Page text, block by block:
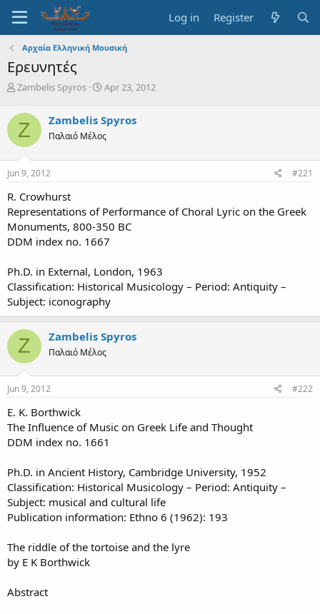
Log in Register
Αρχαία Ελληνική Μουσική
Ερευνητές
T
r
e
a
d
s
t
t
e
r
Zambelis Spyros
S
r
t
a
Apr 23, 2012
Z Zambelis Spyros
Παλαιό Μέλος
Jun 9, 2012 #221
R. Crowhurst
Representations of Performance of Choral Lyric on the Greek
Monuments, 800-350 BC
DDM index no. 1667
Ph.D. in External, London, 1963
Classification: Historical Musicology – Period: Antiquity –
Subject: iconography
Z Zambelis Spyros
Παλαιό Μέλος
Jun 9, 2012 #222
E. K. Borthwick
The Influence of Music on Greek Life and Thought
DDM index no. 1661
Ph.D. in Ancient History, Cambridge University, 1952
Classification: Historical Musicology – Period: Antiquity –
Subject: musical and cultural life
Publication information: Ethno 6 (1962): 193
The riddle of the tortoise and the lyre
by E K Borthwick
Abstract